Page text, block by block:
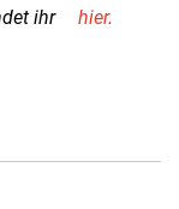
ihr hier.